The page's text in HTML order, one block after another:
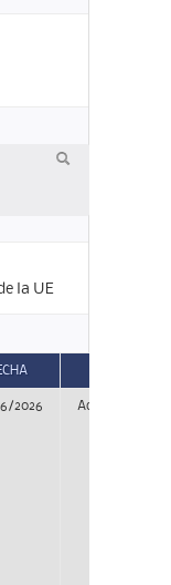
la UE
2026 Adjudicación